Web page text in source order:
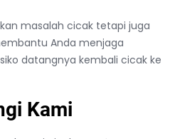
masalah cicak tetapi juga
Anda menjaga
datangnya kembali cicak ke
Kami